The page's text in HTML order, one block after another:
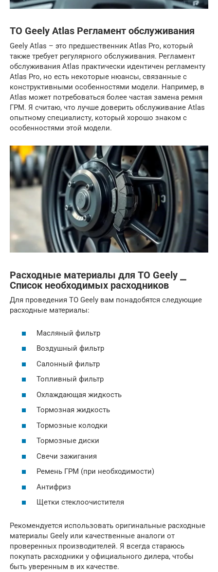
ТО Geely Atlas Регламент обслуживания
Geely Atlas – это предшественник Atlas Pro, который
также требует регулярного обслуживания. Регламент
обслуживания Atlas практически идентичен регламенту
Atlas Pro, но есть некоторые нюансы, связанные с
конструктивными особенностями модели. Например, в
Atlas может потребоваться более частая замена ремня
ГРМ. Я считаю, что лучше доверить обслуживание Atlas
опытному специалисту, который хорошо знаком с
особенностями этой модели.
Расходные материалы для ТО Geely ⎯
Список необходимых расходников
Для проведения ТО Geely вам понадобятся следующие
расходные материалы:
Масляный фильтр
Воздушный фильтр
Салонный фильтр
Топливный фильтр
Охлаждающая жидкость
Тормозная жидкость
Тормозные колодки
Тормозные диски
Свечи зажигания
Ремень ГРМ (при необходимости)
Антифриз
Щетки стеклоочистителя
Рекомендуется использовать оригинальные расходные
материалы Geely или качественные аналоги от
проверенных производителей. Я всегда стараюсь
покупать расходники у официального дилера, чтобы
быть уверенным в их качестве.